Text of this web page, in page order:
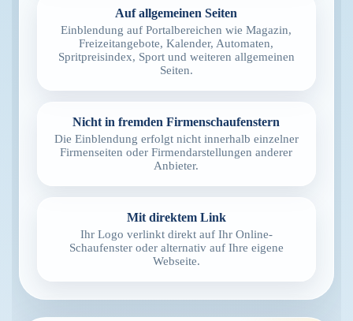
Auf allgemeinen Seiten
Einblendung auf Portalbereichen wie Magazin,
Freizeitangebote, Kalender, Automaten,
Spritpreisindex, Sport und weiteren allgemeinen
Seiten.
Nicht in fremden Firmenschaufenstern
Die Einblendung erfolgt nicht innerhalb einzelner
Firmenseiten oder Firmendarstellungen anderer
Anbieter.
Mit direktem Link
Ihr Logo verlinkt direkt auf Ihr Online-
Schaufenster oder alternativ auf Ihre eigene
Webseite.